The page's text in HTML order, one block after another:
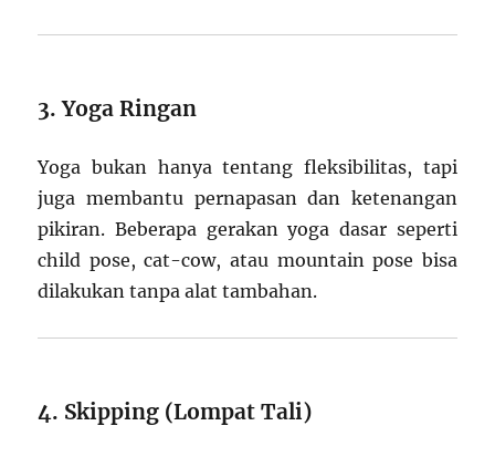
3. Yoga Ringan
Yoga bukan hanya tentang fleksibilitas, tapi
juga membantu pernapasan dan ketenangan
pikiran. Beberapa gerakan yoga dasar seperti
child pose, cat-cow, atau mountain pose bisa
dilakukan tanpa alat tambahan.
4. Skipping (Lompat Tali)